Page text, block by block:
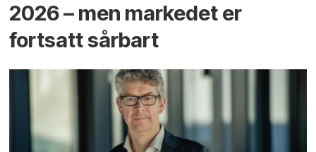
2026 – men markedet er
fortsatt sårbart